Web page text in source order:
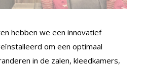
hebben we een innovatief
om een optimaal
in de zalen, kleedkamers,